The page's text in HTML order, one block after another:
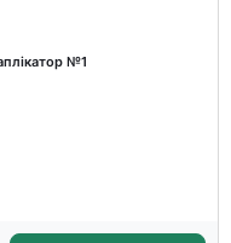
№1